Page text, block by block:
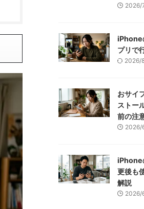
2026/
iPhone
プリで
2026/
おサイ
ストー
前の注
2026/
iPhone
更後も
解説
2026/